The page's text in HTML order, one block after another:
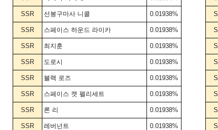
SSR 선봉구마사 니콜 0.01938%
SSR 스페이스 하운드 라이카 0.01938%
SSR 최지훈 0.01938%
SSR 도로시 0.01938%
SSR 블랙 로즈 0.01938%
SSR 스페이스 캣 펠리세트 0.01938%
SSR 론 리 0.01938%
SSR 레버넌트 0.01938%